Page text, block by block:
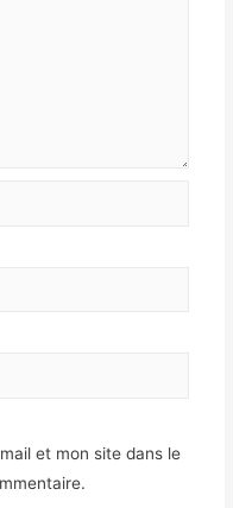
et mon site dans le